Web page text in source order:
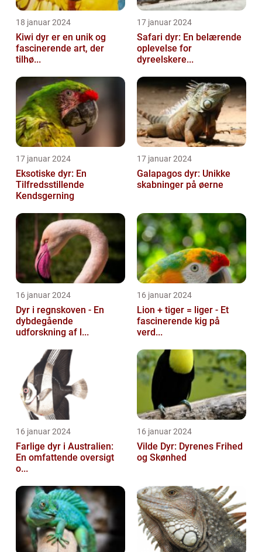
18 januar 2024
Kiwi dyr er en unik og
fascinerende art, der
tilhø...
17 januar 2024
Safari dyr: En belærende
oplevelse for
dyreelskere...
17 januar 2024
Eksotiske dyr: En
Tilfredsstillende
Kendsgerning
17 januar 2024
Galapagos dyr: Unikke
skabninger på øerne
16 januar 2024
Dyr i regnskoven - En
dybdegående
udforskning af l...
16 januar 2024
Lion + tiger = liger - Et
fascinerende kig på
verd...
16 januar 2024
Farlige dyr i Australien:
En omfattende oversigt
o...
16 januar 2024
Vilde Dyr: Dyrenes Frihed
og Skønhed